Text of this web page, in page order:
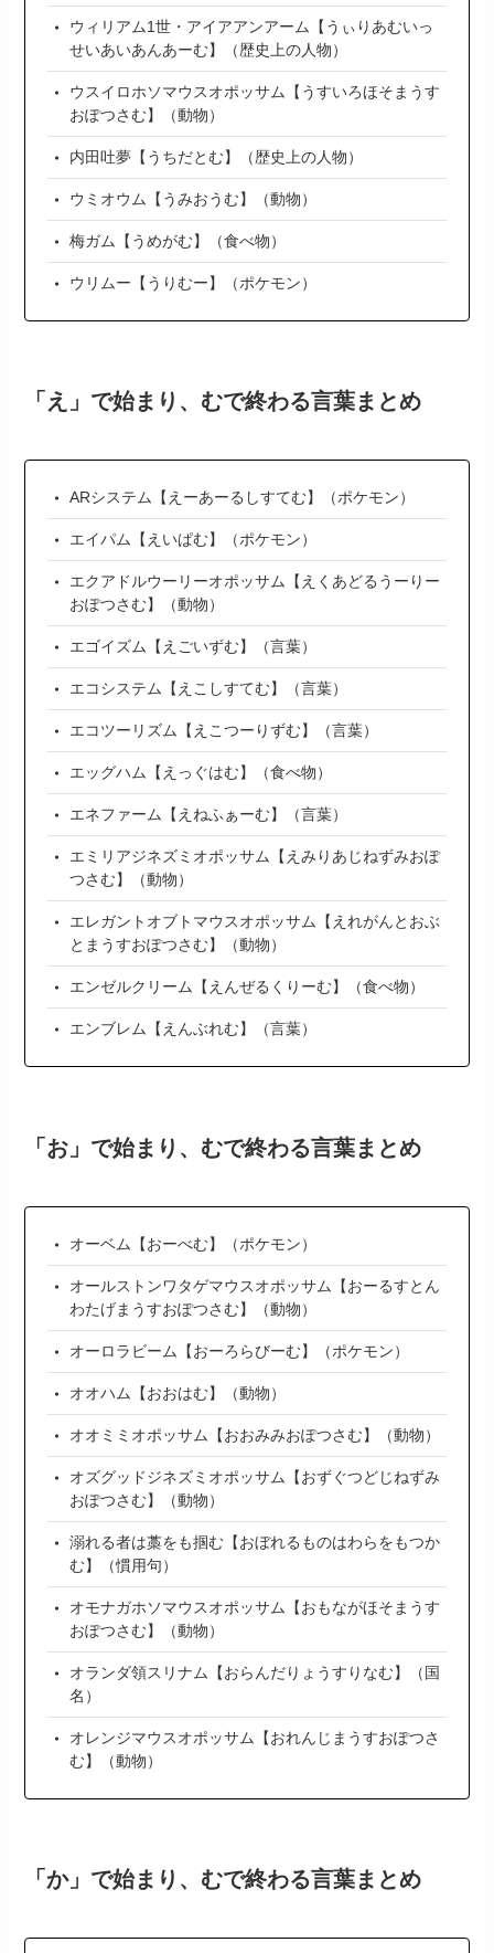
ウィリアム1世・アイアアンアーム【うぃりあむいっ
せいあいあんあーむ】（歴史上の人物）
ウスイロホソマウスオポッサム【うすいろほそまうす
おぽつさむ】（動物）
内田吐夢【うちだとむ】（歴史上の人物）
ウミオウム【うみおうむ】（動物）
梅ガム【うめがむ】（食べ物）
ウリムー【うりむー】（ポケモン）
「え」で始まり、むで終わる言葉まとめ
ARシステム【えーあーるしすてむ】（ポケモン）
エイパム【えいぱむ】（ポケモン）
エクアドルウーリーオポッサム【えくあどるうーりー
おぽつさむ】（動物）
エゴイズム【えごいずむ】（言葉）
エコシステム【えこしすてむ】（言葉）
エコツーリズム【えこつーりずむ】（言葉）
エッグハム【えっぐはむ】（食べ物）
エネファーム【えねふぁーむ】（言葉）
エミリアジネズミオポッサム【えみりあじねずみおぽ
つさむ】（動物）
エレガントオブトマウスオポッサム【えれがんとおぶ
とまうすおぽつさむ】（動物）
エンゼルクリーム【えんぜるくりーむ】（食べ物）
エンブレム【えんぶれむ】（言葉）
「お」で始まり、むで終わる言葉まとめ
オーベム【おーべむ】（ポケモン）
オールストンワタゲマウスオポッサム【おーるすとん
わたげまうすおぽつさむ】（動物）
オーロラビーム【おーろらびーむ】（ポケモン）
オオハム【おおはむ】（動物）
オオミミオポッサム【おおみみおぽつさむ】（動物）
オズグッドジネズミオポッサム【おずぐつどじねずみ
おぽつさむ】（動物）
溺れる者は藁をも掴む【おぼれるものはわらをもつか
む】（慣用句）
オモナガホソマウスオポッサム【おもながほそまうす
おぽつさむ】（動物）
オランダ領スリナム【おらんだりょうすりなむ】（国
名）
オレンジマウスオポッサム【おれんじまうすおぽつさ
む】（動物）
「か」で始まり、むで終わる言葉まとめ